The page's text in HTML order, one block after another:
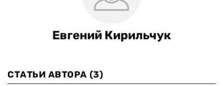
Евгений Кирильчук
СТАТЬИ АВТОРА (3)